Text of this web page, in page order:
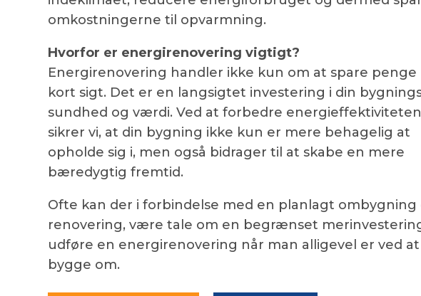
omkostningerne til opvarmning.
Hvorfor er energirenovering vigtigt?
Energirenovering handler ikke kun om at spare penge
kort sigt. Det er en langsigtet investering i din
sundhed og værdi. Ved at forbedre energieffektiviteten
sikrer vi, at din bygning ikke kun er mere behagelig at
opholde sig i, men også bidrager til at skabe en mere
bæredygtig fremtid.
Ofte kan der i forbindelse med en planlagt ombygning
renovering, være tale om en begrænset
udføre en energirenovering når man alligevel er ved at
bygge om.